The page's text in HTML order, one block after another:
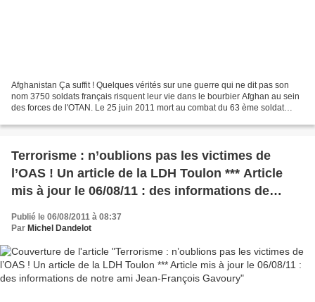
Afghanistan Ça suffit ! Quelques vérités sur une guerre qui ne dit pas son
nom 3750 soldats français risquent leur vie dans le bourbier Afghan au sein
des forces de l'OTAN. Le 25 juin 2011 mort au combat du 63 ème soldat
Terrorisme : n’oublions pas les victimes de
l’OAS ! Un article de la LDH Toulon *** Article
mis à jour le 06/08/11 : des informations de
Publié le 06/08/2011 à 08:37
Par Michel Dandelot